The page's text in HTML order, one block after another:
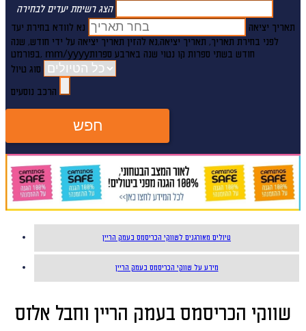
הצג רשימת יעדים לבחירה
תאריך יציאה
נא לוודא בחירת יעד
לפני בחירת תאריך, תאריך יציאה,נא להזין תאריך יציאה על ידי חודש, שנה
mm/yyyyחודש בשתי ספרות קו נטוי שנה בארבע ספרות
סוג טיול
הרכב נוסעים
חפש
טיולים מאורגנים לשווקי הכריסמס בעמק הריין
מידע על שווקי הכריסמס בעמק הריין
שווקי הכריסמס בעמק הריין וחבל אלזס